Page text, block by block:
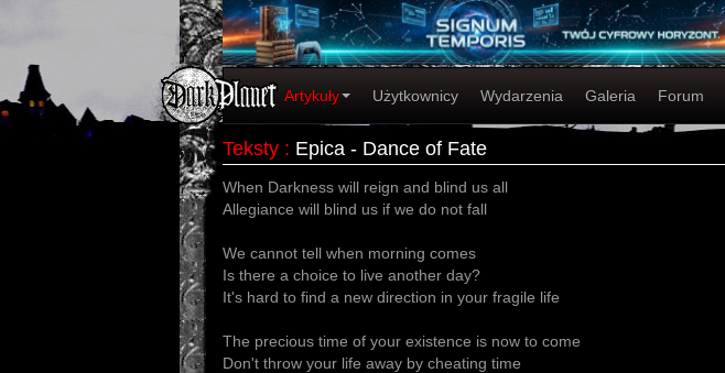
Artykuły Użytkownicy Wydarzenia Galeria Forum
Teksty : Epica - Dance of Fate
When Darkness will reign and blind us all
Allegiance will blind us if we do not fall
We cannot tell when morning comes
Is there a choice to live another day?
It's hard to find a new direction in your fragile life
The precious time of your existence is now to come
Don't throw your life away by cheating time